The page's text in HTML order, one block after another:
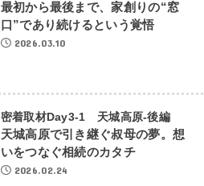
最初から最後まで、家創りの“窓
口”であり続けるという覚悟
2026.03.10
密着取材Day3-1 天城高原‐後編
天城高原で引き継ぐ叔母の夢。想
いをつなぐ相続のカタチ
2026.02.24